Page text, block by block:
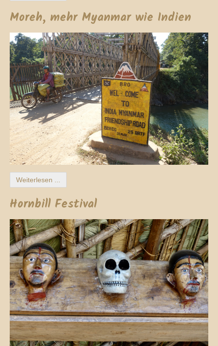
Moreh, mehr Myanmar wie Indien
Weiterlesen ...
Hornbill Festival